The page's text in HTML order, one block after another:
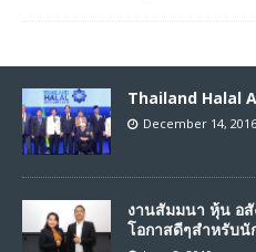
Thailand Halal
December 14, 2016
งานสัมมนา หุ้น อสั
โอกาสดีๆสำหรับนั